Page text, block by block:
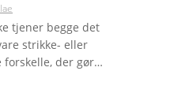
tjener begge det
strikke- eller
forskelle, der gør…